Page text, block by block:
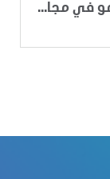
في مجا...